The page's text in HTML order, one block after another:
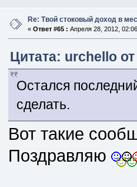
Re: Твой стоковый доход в
« Ответ #65 : Апреля 28, 2012,
Цитата: urchello
Остался
сделать.
Вот такие
Поздравляю